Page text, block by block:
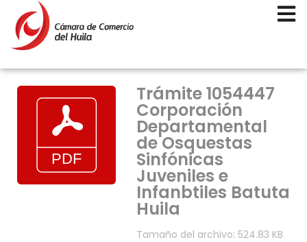
Trámite 1054447
Corporación
Departamental
de Osquestas
Sinfónicas
Juveniles e
Infanbtiles Batuta
Huila
Tamaño del archivo: 524.83 KB